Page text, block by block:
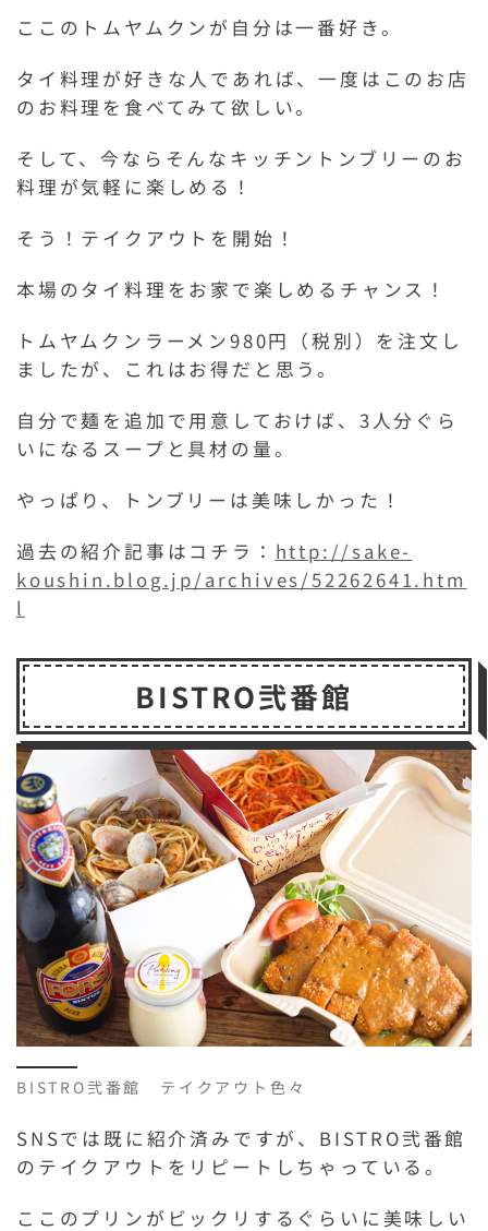
ここのトムヤムクンが自分は一番好き。
タイ料理が好きな人であれば、一度はこのお店
のお料理を食べてみて欲しい。
そして、今ならそんなキッチントンブリーのお
料理が気軽に楽しめる！
そう！テイクアウトを開始！
本場のタイ料理をお家で楽しめるチャンス！
トムヤムクンラーメン980円（税別）を注文し
ましたが、これはお得だと思う。
自分で麺を追加で用意しておけば、3人分ぐら
いになるスープと具材の量。
やっぱり、トンブリーは美味しかった！
過去の紹介記事はコチラ： http://sake-
koushin.blog.jp/archives/52262641.htm
l
BISTRO弐番館
BISTRO弐番館 テイクアウト色々
SNSでは既に紹介済みですが、BISTRO弐番館
のテイクアウトをリピートしちゃっている。
ここのプリンがビックリするぐらいに美味しい